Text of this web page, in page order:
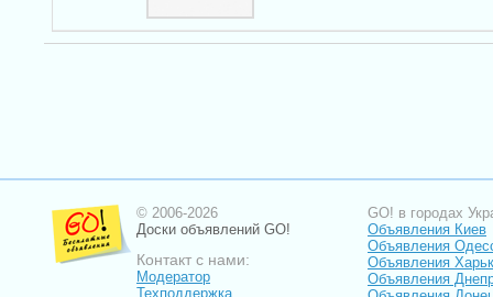
© 2006-2026
Доски объявлений GO!
Контакт с нами:
Модератор
Техподдержка
GO! в городах
Объявления Киев
Объявления
Объявления
Объявления